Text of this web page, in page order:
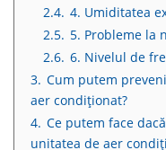
2.4. 4. Umiditatea
2.5. 5. Probleme la
2.6. 6. Nivelul de
3. Cum putem
aer condiționat?
4. Ce putem face
unitatea de aer